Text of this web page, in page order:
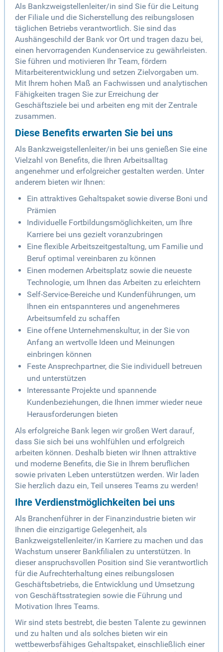
Als Bankzweigstellenleiter/in sind Sie für die Leitung
der Filiale und die Sicherstellung des reibungslosen
täglichen Betriebs verantwortlich. Sie sind das
Aushängeschild der Bank vor Ort und tragen dazu bei,
einen hervorragenden Kundenservice zu gewährleisten.
Sie führen und motivieren Ihr Team, fördern
Mitarbeiterentwicklung und setzen Zielvorgaben um.
Mit Ihrem hohen Maß an Fachwissen und analytischen
Fähigkeiten tragen Sie zur Erreichung der
Geschäftsziele bei und arbeiten eng mit der Zentrale
zusammen.
Diese Benefits erwarten Sie bei uns
Als Bankzweigstellenleiter/in bei uns genießen Sie eine
Vielzahl von Benefits, die Ihren Arbeitsalltag
angenehmer und erfolgreicher gestalten werden. Unter
anderem bieten wir Ihnen:
Ein attraktives Gehaltspaket sowie diverse Boni und
Prämien
Individuelle Fortbildungsmöglichkeiten, um Ihre
Karriere bei uns gezielt voranzubringen
Eine flexible Arbeitszeitgestaltung, um Familie und
Beruf optimal vereinbaren zu können
Einen modernen Arbeitsplatz sowie die neueste
Technologie, um Ihnen das Arbeiten zu erleichtern
Self-Service-Bereiche und Kundenführungen, um
Ihnen ein entspannteres und angenehmeres
Arbeitsumfeld zu schaffen
Eine offene Unternehmenskultur, in der Sie von
Anfang an wertvolle Ideen und Meinungen
einbringen können
Feste Ansprechpartner, die Sie individuell betreuen
und unterstützen
Interessante Projekte und spannende
Kundenbeziehungen, die Ihnen immer wieder neue
Herausforderungen bieten
Als erfolgreiche Bank legen wir großen Wert darauf,
dass Sie sich bei uns wohlfühlen und erfolgreich
arbeiten können. Deshalb bieten wir Ihnen attraktive
und moderne Benefits, die Sie in Ihrem beruflichen
sowie privaten Leben unterstützen werden. Wir laden
Sie herzlich dazu ein, Teil unseres Teams zu werden!
Ihre Verdienstmöglichkeiten bei uns
Als Branchenführer in der Finanzindustrie bieten wir
Ihnen die einzigartige Gelegenheit, als
Bankzweigstellenleiter/in Karriere zu machen und das
Wachstum unserer Bankfilialen zu unterstützen. In
dieser anspruchsvollen Position sind Sie verantwortlich
für die Aufrechterhaltung eines reibungslosen
Geschäftsbetriebs, die Entwicklung und Umsetzung
von Geschäftsstrategien sowie die Führung und
Motivation Ihres Teams.
Wir sind stets bestrebt, die besten Talente zu gewinnen
und zu halten und als solches bieten wir ein
wettbewerbsfähiges Gehaltspaket, einschließlich einer